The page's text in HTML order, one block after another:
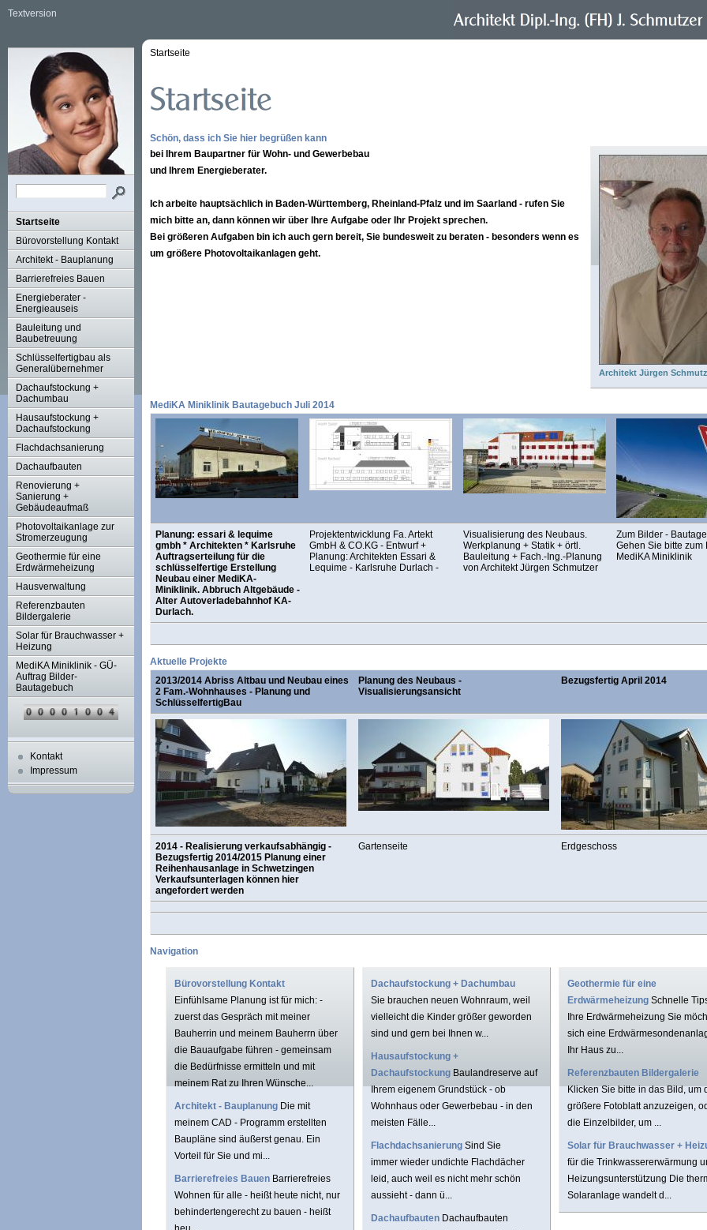
Textversion
Startseite
Bürovorstellung Kontakt
Architekt - Bauplanung
Barrierefreies Bauen
Energieberater -
Energieauseis
Bauleitung und
Baubetreuung
Schlüsselfertigbau als
Generalübernehmer
Dachaufstockung +
Dachumbau
Hausaufstockung +
Dachaufstockung
Flachdachsanierung
Dachaufbauten
Renovierung +
Sanierung +
Gebäudeaufmaß
Photovoltaikanlage zur
Stromerzeugung
Geothermie für eine
Erdwärmeheizung
Hausverwaltung
Referenzbauten
Bildergalerie
Solar für Brauchwasser +
Heizung
MediKA Miniklinik - GÜ-
Auftrag Bilder-
Bautagebuch
Kontakt
Impressum
Startseite
Schön, dass ich Sie hier begrüßen kann
Architekt Jürgen
bei Ihrem Baupartner für Wohn- und Gewerbebau
und Ihrem Energieberater.
Ich arbeite hauptsächlich in Baden-Württemberg, Rheinland-Pfalz und im Saarland - rufen Sie
mich bitte an, dann können wir über Ihre Aufgabe oder Ihr Projekt sprechen.
Bei größeren Aufgaben bin ich auch gern bereit, Sie bundesweit zu beraten - besonders wenn es
um größere Photovoltaikanlagen geht.
MediKA Miniklinik Bautagebuch Juli 2014
Planung: essari & lequime
gmbh * Architekten * Karlsruhe
Auftragserteilung für die
schlüsselfertige Erstellung
Neubau einer MediKA-
Miniklinik. Abbruch Altgebäude -
Alter Autoverladebahnhof KA-
Durlach.
Projektentwicklung Fa. Artekt
GmbH & CO.KG - Entwurf +
Planung: Architekten Essari &
Lequime - Karlsruhe Durlach -
Visualisierung des Neubaus.
Werkplanung + Statik + örtl.
Bauleitung + Fach.-Ing.-Planung
von Architekt Jürgen Schmutzer
Zum Bilder -
Gehen Sie bitte zum
MediKA Miniklinik
Aktuelle Projekte
2013/2014 Abriss Altbau und Neubau eines
2 Fam.-Wohnhauses - Planung und
SchlüsselfertigBau
Planung des Neubaus -
Visualisierungsansicht
Bezugsfertig April 2014
2014 - Realisierung verkaufsabhängig -
Bezugsfertig 2014/2015 Planung einer
Reihenhausanlage in Schwetzingen
Verkaufsunterlagen können hier
angefordert werden
Gartenseite Erdgeschoss
Navigation
Bürovorstellung Kontakt
Einfühlsame Planung ist für mich: -
zuerst das Gespräch mit meiner
Bauherrin und meinem Bauherrn über
die Bauaufgabe führen - gemeinsam
die Bedürfnisse ermitteln und mit
meinem Rat zu Ihren Wünsche...
Architekt - Bauplanung Die mit
meinem CAD - Programm erstellten
Baupläne sind äußerst genau. Ein
Vorteil für Sie und mi...
Barrierefreies Bauen Barrierefreies
Wohnen für alle - heißt heute nicht, nur
behindertengerecht zu bauen - heißt
Dachaufstockung + Dachumbau
Sie brauchen neuen Wohnraum, weil
vielleicht die Kinder größer geworden
sind und gern bei Ihnen w...
Hausaufstockung +
Dachaufstockung Baulandreserve auf
Ihrem eigenem Grundstück - ob
Wohnhaus oder Gewerbebau - in den
meisten Fälle...
Flachdachsanierung Sind Sie
immer wieder undichte Flachdächer
leid, auch weil es nicht mehr schön
aussieht - dann ü...
Dachaufbauten Dachaufbauten
Geothermie für eine
Erdwärmeheizung Schnelle
Ihre Erdwärmeheizung Sie
sich eine
Ihr Haus zu...
Referenzbauten Bildergalerie
Klicken Sie bitte in das Bild, um
größere Fotoblatt anzuzeigen,
die Einzelbilder, um ...
Solar für Brauchwasser +
für die Trinkwassererwärmung
Heizungsunterstützung Die
Solaranlage wandelt d...